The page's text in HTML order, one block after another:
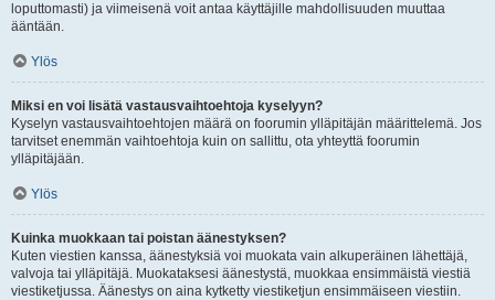
loputtomasti) ja viimeisenä voit antaa käyttäjille mahdollisuuden muuttaa
ääntään.
Ylös
Miksi en voi lisätä vastausvaihtoehtoja kyselyyn?
Kyselyn vastausvaihtoehtojen määrä on foorumin ylläpitäjän määrittelemä. Jos
tarvitset enemmän vaihtoehtoja kuin on sallittu, ota yhteyttä foorumin
ylläpitäjään.
Ylös
Kuinka muokkaan tai poistan äänestyksen?
Kuten viestien kanssa, äänestyksiä voi muokata vain alkuperäinen lähettäjä,
valvoja tai ylläpitäjä. Muokataksesi äänestystä, muokkaa ensimmäistä viestiä
viestiketjussa. Äänestys on aina kytketty viestiketjun ensimmäiseen viestiin.